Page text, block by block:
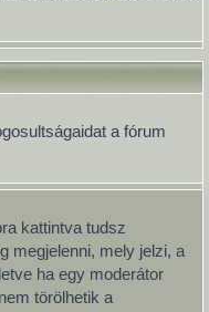
a fórum
kattintva tudsz
megjelenni, mely jelzi, a
ha egy moderátor
törölhetik a